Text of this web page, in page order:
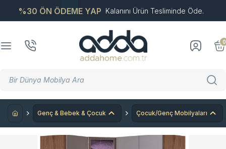
%30 ÖN ÖDEME YAP Kalanını Ürün Tesliminde Öde.
0
Genç & Bebek & Çocuk Çocuk/Genç Mobilyaları